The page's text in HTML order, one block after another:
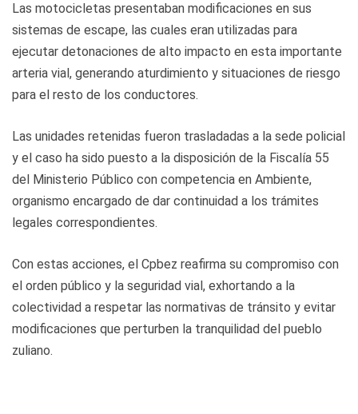
Las motocicletas presentaban modificaciones en sus
sistemas de escape, las cuales eran utilizadas para
ejecutar detonaciones de alto impacto en esta importante
arteria vial, generando aturdimiento y situaciones de riesgo
para el resto de los conductores.
Las unidades retenidas fueron trasladadas a la sede policial
y el caso ha sido puesto a la disposición de la Fiscalía 55
del Ministerio Público con competencia en Ambiente,
organismo encargado de dar continuidad a los trámites
legales correspondientes.
Con estas acciones, el Cpbez reafirma su compromiso con
el orden público y la seguridad vial, exhortando a la
colectividad a respetar las normativas de tránsito y evitar
modificaciones que perturben la tranquilidad del pueblo
zuliano.